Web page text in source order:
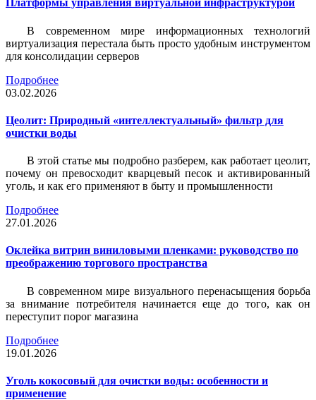
Платформы управления виртуальной инфраструктурой
В современном мире информационных технологий
виртуализация перестала быть просто удобным инструментом
для консолидации серверов
Подробнее
03.02.2026
Цеолит: Природный «интеллектуальный» фильтр для
очистки воды
В этой статье мы подробно разберем, как работает цеолит,
почему он превосходит кварцевый песок и активированный
уголь, и как его применяют в быту и промышленности
Подробнее
27.01.2026
Оклейка витрин виниловыми пленками: руководство по
преображению торгового пространства
В современном мире визуального перенасыщения борьба
за внимание потребителя начинается еще до того, как он
переступит порог магазина
Подробнее
19.01.2026
Уголь кокосовый для очистки воды: особенности и
применение